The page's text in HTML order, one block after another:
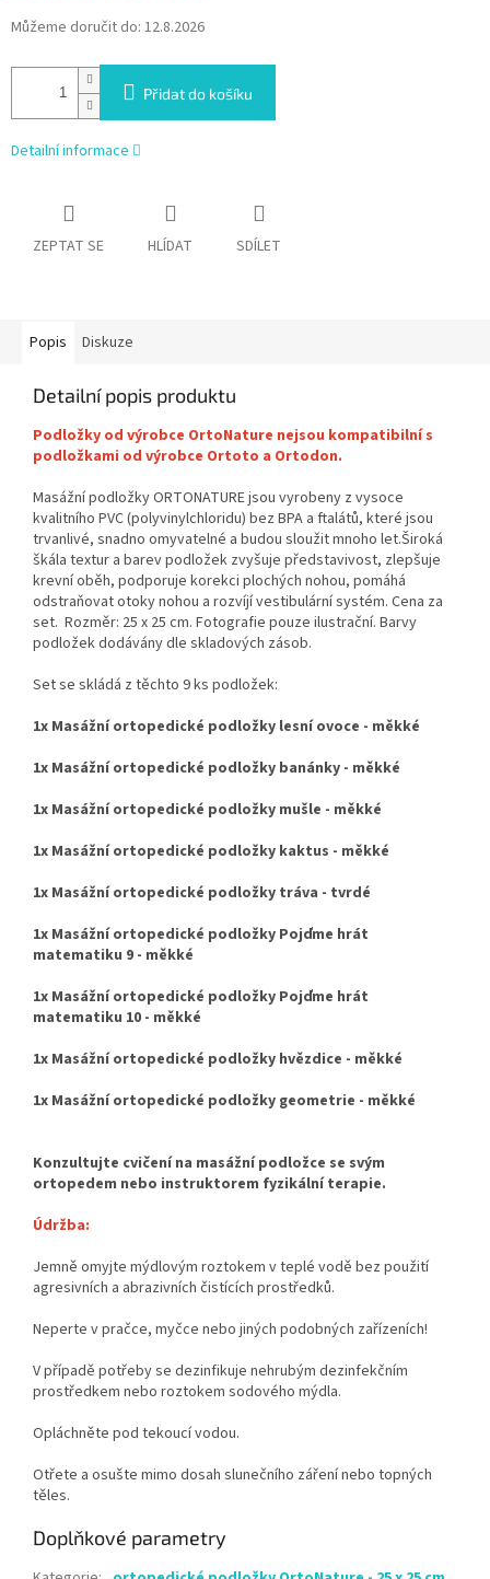
Můžeme doručit do: 12.8.2026
Přidat do košíku
Detailní informace
ZEPTAT SE HLÍDAT SDÍLET
Popis Diskuze
Detailní popis produktu
Podložky od výrobce OrtoNature nejsou kompatibilní s
podložkami od výrobce Ortoto a Ortodon.
Masážní podložky ORTONATURE jsou vyrobeny z vysoce
kvalitního PVC (polyvinylchloridu) bez BPA a ftalátů, které jsou
trvanlivé, snadno omyvatelné a budou sloužit mnoho let.Široká
škála textur a barev podložek zvyšuje představivost, zlepšuje
krevní oběh, podporuje korekci plochých nohou, pomáhá
odstraňovat otoky nohou a rozvíjí vestibulární systém. Cena za
set. Rozměr: 25 x 25 cm. Fotografie pouze ilustrační. Barvy
podložek dodávány dle skladových zásob.
Set se skládá z těchto 9 ks podložek:
1x Masážní ortopedické podložky lesní ovoce - měkké
1x Masážní ortopedické podložky banánky - měkké
1x Masážní ortopedické podložky mušle - měkké
1x Masážní ortopedické podložky kaktus - měkké
1x Masážní ortopedické podložky tráva - tvrdé
1x Masážní ortopedické podložky Pojďme hrát
matematiku 9 - měkké
1x Masážní ortopedické podložky Pojďme hrát
matematiku 10 - měkké
1x Masážní ortopedické podložky hvězdice - měkké
1x Masážní ortopedické podložky geometrie - měkké
Konzultujte cvičení na masážní podložce se svým
ortopedem nebo instruktorem fyzikální terapie.
Údržba:
Jemně omyjte mýdlovým roztokem v teplé vodě bez použití
agresivních a abrazivních čistících prostředků.
Neperte v pračce, myčce nebo jiných podobných zařízeních!
V případě potřeby se dezinfikuje nehrubým dezinfekčním
prostředkem nebo roztokem sodového mýdla.
Opláchněte pod tekoucí vodou.
Otřete a osušte mimo dosah slunečního záření nebo topných
těles.
Doplňkové parametry